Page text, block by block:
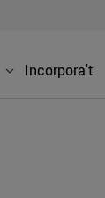
Incorpora't